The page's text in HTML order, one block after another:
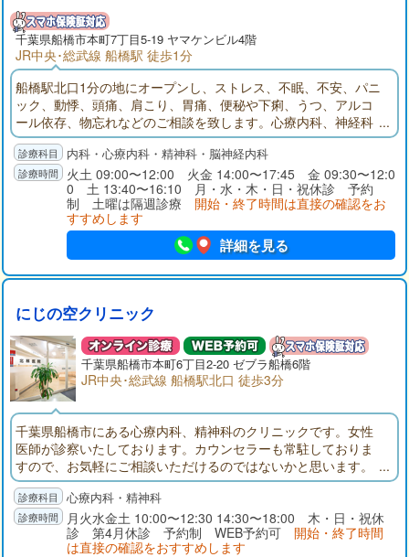
千葉県船橋市本町7丁目5-19 ヤマケンビル4階
JR中央･総武線 船橋駅 徒歩1分
船橋駅北口1分の地にオープンし、ストレス、不眠、不安、パニ
ック、動悸、頭痛、肩こり、胃痛、便秘や下痢、うつ、アルコ
ール依存、物忘れなどのご相談を致します。心療内科、神経科
精神科、神経内科、内科を診療科目とするいけだハートクリニ
ック船橋駅前診療所のサイトです。診療所の写真、地図、診療
案内、診療時間、院長略歴、リンク、お知らせ、などがご覧に
なれます。
内科・心療内科・精神科・脳神経内科
火土 09:00〜12:00 火金 14:00〜17:45 金 09:30〜12:0
0 土 13:40〜16:10 月・水・木・日・祝休診 予約
制 土曜は隔週診療 開始・終了時間は直接の確認をお
すすめします
詳細を見る
にじの空クリニック
千葉県船橋市本町6丁目2-20 ゼブラ船橋6階
JR中央･総武線 船橋駅北口 徒歩3分
千葉県船橋市にある心療内科、精神科のクリニックです。女性
医師が診察いたしております。カウンセラーも常駐しておりま
すので、お気軽にご相談いただけるのではないかと思います。
サイト内には病気の説明、薬の説明のほかに掲示板、チャット
ルーム、当日の予約診療の混雑状況を示すページなどがありま
す。
心療内科・精神科
月火水金土 10:00〜12:30 14:30〜18:00 木・日・祝休
診 第4月休診 予約制 WEB予約可 開始・終了時間
は直接の確認をおすすめします